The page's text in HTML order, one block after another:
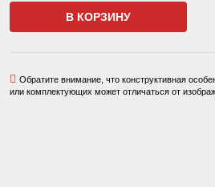
В КОРЗИНУ
Обратите внимание, что конструктивная
или комплектующих может отличаться от